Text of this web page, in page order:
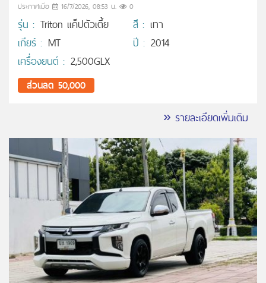
ประกาศเมื่อ 16/7/2026, 08:53 น. 0
รุ่น : Triton แค็ปตัวเตี้ย สี : เทา
เกียร์ : MT ปี : 2014
เครื่องยนต์ : 2,500GLX
ส่วนลด 50,000
» รายละเอียดเพิ่มเติม